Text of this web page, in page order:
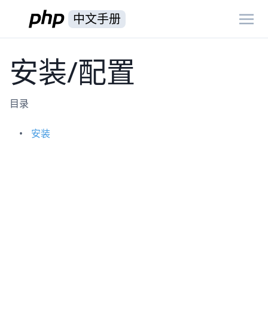
中文手册
安装/配置
目录
安装